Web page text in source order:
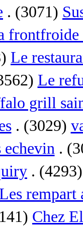
. (3071)
frontfroide
Le
Le
grill
. (3029)
echevin.
.
Les rempart
Chez